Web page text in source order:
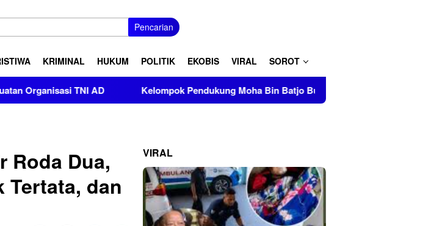
Pencarian
KRIMINAL HUKUM POLITIK EKOBIS VIRAL SOROT
TNI AD Kelompok Pendukung Moha Bin Batjo Bubarkan Paksa Aksi PMII Makassar di AAS
Roda Dua,
Tertata, dan
VIRAL